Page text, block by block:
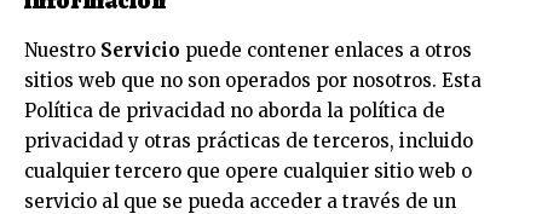
Nuestro Servicio puede contener enlaces a otros
sitios web que no son operados por nosotros. Esta
Política de privacidad no aborda la política de
privacidad y otras prácticas de terceros, incluido
cualquier tercero que opere cualquier sitio web o
servicio al que se pueda acceder a través de un